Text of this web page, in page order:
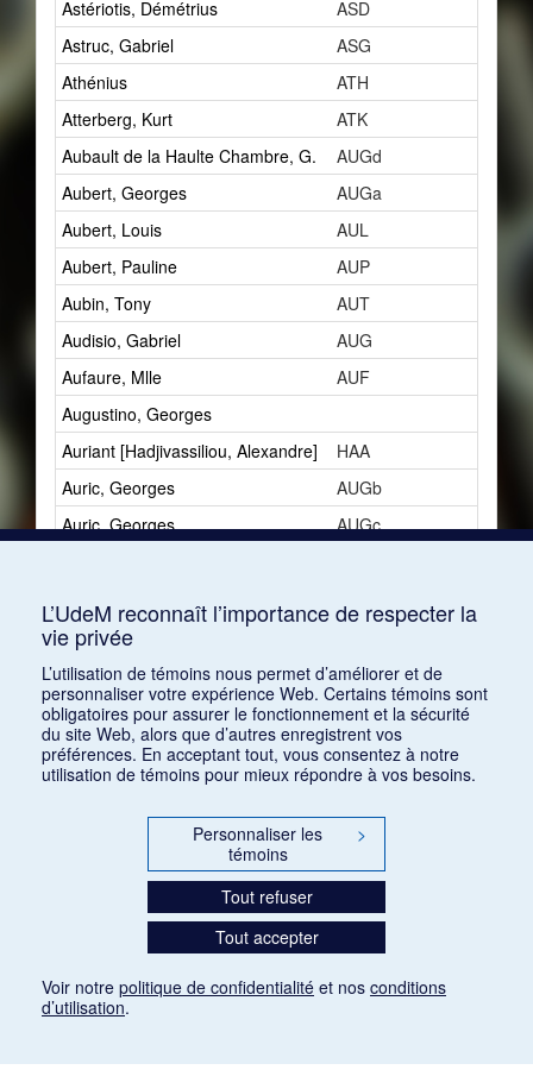
Astériotis, Démétrius
ASD
Astruc, Gabriel
ASG
Athénius
ATH
Atterberg, Kurt
ATK
Aubault de la Haulte Chambre, G.
AUGd
Aubert, Georges
AUGa
Aubert, Louis
AUL
Aubert, Pauline
AUP
Aubin, Tony
AUT
Audisio, Gabriel
AUG
Aufaure, Mlle
AUF
Augustino, Georges
Auriant [Hadjivassiliou, Alexandre]
HAA
Auric, Georges
AUGb
Auric, Georges
AUGc
3
Azpiri, Munoz
L’UdeM reconnaît l’importance de respecter la
vie privée
L’utilisation de témoins nous permet d’améliorer et de
personnaliser votre expérience Web. Certains témoins sont
obligatoires pour assurer le fonctionnement et la sécurité
du site Web, alors que d’autres enregistrent vos
préférences. En acceptant tout, vous consentez à notre
utilisation de témoins pour mieux répondre à vos besoins.
Personnaliser les
témoins
>
Tout refuser
Tout accepter
Voir notre politique de confidentialité et nos conditions
d’utilisation.